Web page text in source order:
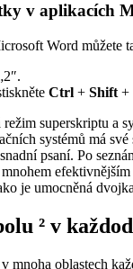
v aplikacích
Word můžete
Ctrl + Shift +
superskriptu a
systémů má
psaní. Po
mnohem
je umocněná
² v
mnoha oblastech